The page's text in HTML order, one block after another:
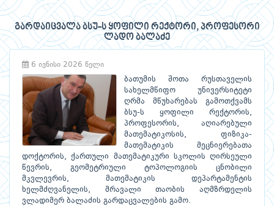
გარდაიცვალა ბსუ-ს ყოფილი რექტორი, პროფესორი
ლადო ბალაძე
6 ივნისი 2026 წელი
ბათუმის შოთა რუსთაველის
სახელმწიფო უნივერსიტეტი
ღრმა მწუხარებას გამოთქვამს
ბსუ-ს ყოფილი რექტორის,
პროფესორის, აღიარებული
მათემატიკოსის, ფიზიკა-
მათემატიკის მეცნიერებათა
დოქტორის, ქართული მათემატიკური სკოლის ღირსეული
წევრის, გეომეტრიული ტოპოლოგიის ცნობილი
მკვლევრის, მათემატიკის დეპარტამენტის
ხელმძღვანელის, მრავალი თაობის აღმზრდელის
ვლადიმერ ბალაძის გარდაცვალების გამო.